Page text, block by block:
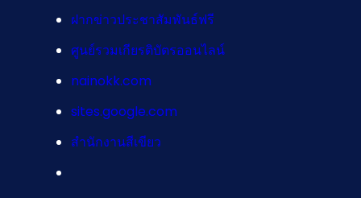
ฝากข่าวประชาสัมพันธ์ฟรี
ศูนย์รวมเกียรติบัตรออนไลน์
nainokk.com
sites.google.com
สำนักงานสีเขียว